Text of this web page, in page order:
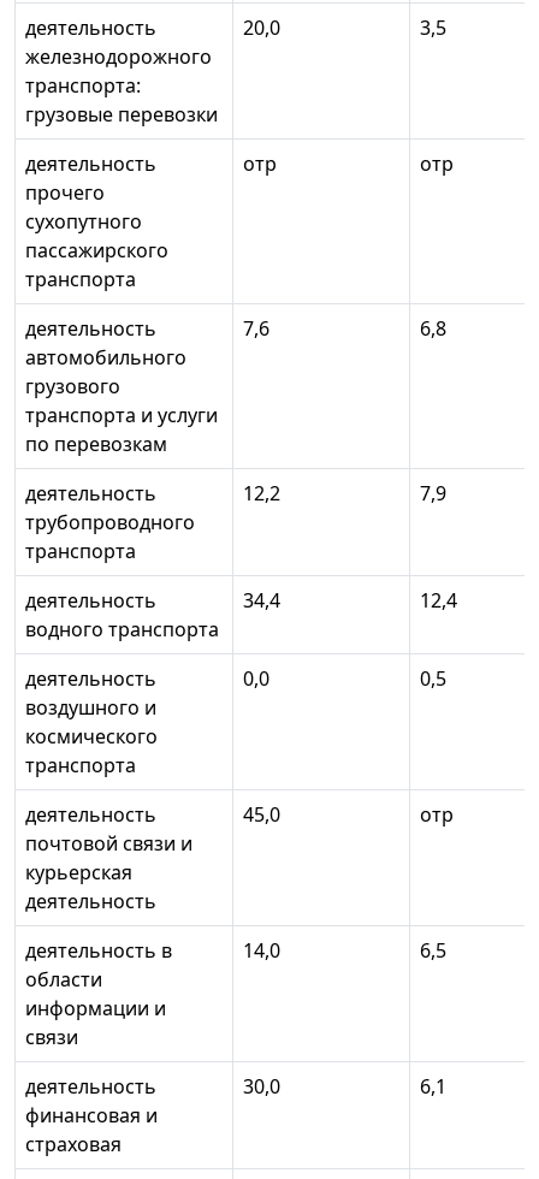
деятельность
железнодорожного
транспорта:
грузовые перевозки
20,0 3,5
деятельность
прочего
сухопутного
пассажирского
транспорта
отр отр
деятельность
автомобильного
грузового
транспорта и услуги
по перевозкам
7,6 6,8
деятельность
трубопроводного
транспорта
12,2 7,9
деятельность
водного транспорта
34,4 12,4
деятельность
воздушного и
космического
транспорта
0,0 0,5
деятельность
почтовой связи и
курьерская
деятельность
45,0 отр
деятельность в
области
информации и
связи
14,0 6,5
деятельность
финансовая и
страховая
30,0 6,1